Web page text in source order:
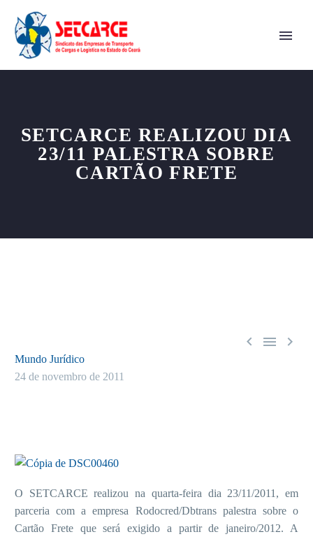
SETCARCE REALIZOU DIA
23/11 PALESTRA SOBRE
CARTÃO FRETE
  
Mundo Jurídico
24 de novembro de 2011
O SETCARCE realizou na quarta-feira dia 23/11/2011, em
parceria com a empresa Rodocred/Dbtrans palestra sobre o
Cartão Frete que será exigido a partir de janeiro/2012. A